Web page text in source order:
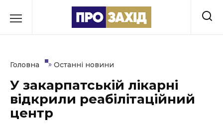
до
Культура
Освіта
Головна » Останні новини
У закарпатській лікарні
відкрили реабілітаційний
центр